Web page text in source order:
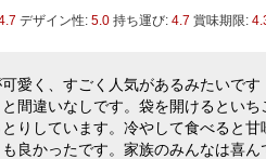
デザイン性: 5.0 持ち運び: 4.7 賞味期限:
可愛く、すごく人気があるみたいで
間違いなしです。袋を開けるとい
りしています。冷やして食べると甘
良かったです。家族のみんなは喜ん